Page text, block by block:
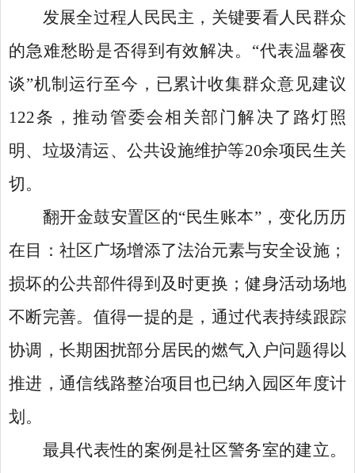
发展全过程人民民主，关键要看人民群众
的急难愁盼是否得到有效解决。 “代表温馨夜
谈”机制运行至今，已累计收集群众意见建议
122条，推动管委会相关部门解决了路灯照
明、垃圾清运、公共设施维护等20余项民生关
切。
翻开金鼓安置区的“民生账本”，变化历历
在目：社区广场增添了法治元素与安全设施；
损坏的公共部件得到及时更换；健身活动场地
不断完善。值得一提的是，通过代表持续跟踪
协调，长期困扰部分居民的燃气入户问题得以
推进，通信线路整治项目也已纳入园区年度计
划。
最具代表性的案例是社区警务室的建立。